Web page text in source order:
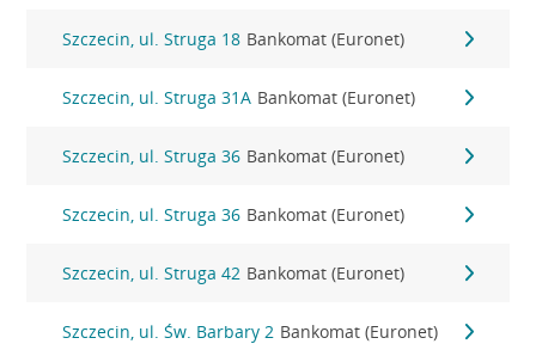
Szczecin, ul. Struga 18 Bankomat (Euronet)
Szczecin, ul. Struga 31A Bankomat (Euronet)
Szczecin, ul. Struga 36 Bankomat (Euronet)
Szczecin, ul. Struga 36 Bankomat (Euronet)
Szczecin, ul. Struga 42 Bankomat (Euronet)
Szczecin, ul. Św. Barbary 2 Bankomat (Euronet)